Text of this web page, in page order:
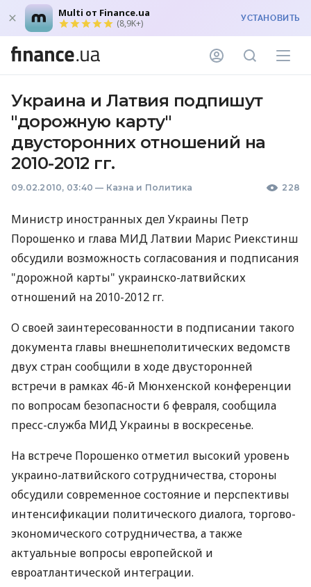
Multi от Finance.ua
(8,9K+) УСТАНОВИТЬ
Украина и Латвия подпишут
"дорожную карту"
двусторонних отношений на
2010-2012 гг.
09.02.2010, 03:40 — Казна и Политика 228
Министр иностранных дел Украины Петр
Порошенко и глава МИД Латвии Марис Риекстинш
обсудили возможность согласования и подписания
"дорожной карты" украинско-латвийских
отношений на 2010-2012 гг.
О своей заинтересованности в подписании такого
документа главы внешнеполитических ведомств
двух стран сообщили в ходе двусторонней
встречи в рамках 46-й Мюнхенской конференции
по вопросам безопасности 6 февраля, сообщила
пресс-служба МИД Украины в воскресенье.
На встрече Порошенко отметил высокий уровень
украино-латвийского сотрудничества, стороны
обсудили современное состояние и перспективы
интенсификации политического диалога, торгово-
экономического сотрудничества, а также
актуальные вопросы европейской и
евроатлантической интеграции.